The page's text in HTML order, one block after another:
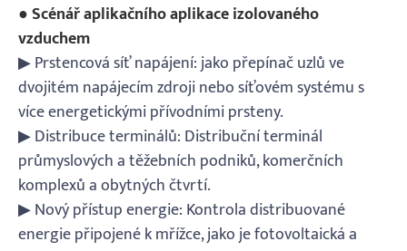
● Scénář aplikačního aplikace izolovaného
vzduchem
▶ Prstencová síť napájení: jako přepínač uzlů ve
dvojitém napájecím zdroji nebo síťovém systému s
více energetickými přívodními prsteny.
▶ Distribuce terminálů: Distribuční terminál
průmyslových a těžebních podniků, komerčních
komplexů a obytných čtvrtí.
▶ Nový přístup energie: Kontrola distribuované
energie připojené k mřížce, jako je fotovoltaická a